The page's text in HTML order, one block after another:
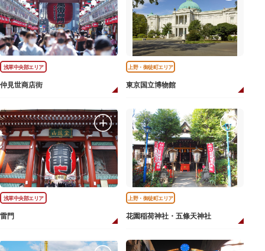
浅草中央部エリア
仲見世商店街
上野・御徒町エリア
東京国立博物館
浅草中央部エリア
雷門
上野・御徒町エリア
花園稲荷神社・五條天神社